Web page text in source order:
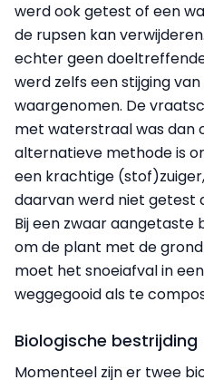
werd ook getest of een
de rupsen kan
echter geen
werd zelfs een stijging
waargenomen. De
met waterstraal was dan
alternatieve methode is
een krachtige
daarvan werd niet getest
Bij een zwaar aangetaste
om de plant met de
moet het snoeiafval in
weggegooid als te
Biologische bestrijding
Momenteel zijn er twee